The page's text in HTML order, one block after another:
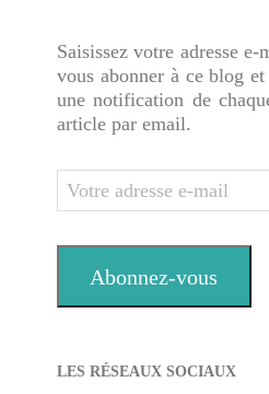
Saisissez votre adresse e-
vous abonner à ce blog
une notification de
article par email.
Votre
adresse
Abonnez-vous
LES RÉSEAUX SOCIAUX